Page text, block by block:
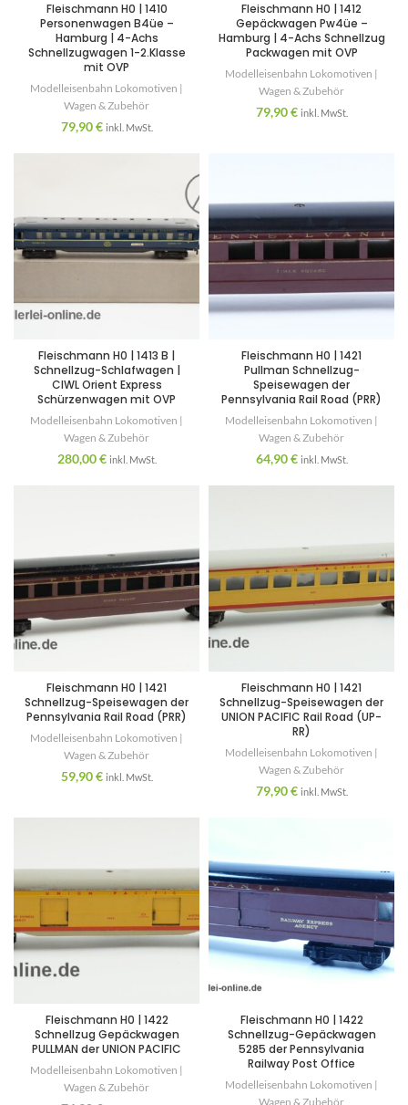
Fleischmann H0 | 1410
Personenwagen B4üe –
Hamburg | 4-Achs
Schnellzugwagen 1-2.Klasse
mit OVP
Modelleisenbahn Lokomotiven |
Wagen & Zubehör
79,90€ inkl. MwSt.
Fleischmann H0 | 1412
Gepäckwagen Pw4üe –
Hamburg | 4-Achs Schnellzug
Packwagen mit OVP
Modelleisenbahn Lokomotiven |
Wagen & Zubehör
79,90€ inkl. MwSt.
Fleischmann H0 | 1413 B |
Schnellzug-Schlafwagen |
CIWL Orient Express
Schürzenwagen mit OVP
Modelleisenbahn Lokomotiven |
Wagen & Zubehör
280,00€ inkl. MwSt.
Fleischmann H0 | 1421
Pullman Schnellzug-
Speisewagen der
Pennsylvania Rail Road (PRR)
Modelleisenbahn Lokomotiven |
Wagen & Zubehör
64,90€ inkl. MwSt.
Fleischmann H0 | 1421
Schnellzug-Speisewagen der
Pennsylvania Rail Road (PRR)
Modelleisenbahn Lokomotiven |
Wagen & Zubehör
59,90€ inkl. MwSt.
Fleischmann H0 | 1421
Schnellzug-Speisewagen der
UNION PACIFIC Rail Road (UP-
RR)
Modelleisenbahn Lokomotiven |
Wagen & Zubehör
79,90€ inkl. MwSt.
Fleischmann H0 | 1422
Schnellzug Gepäckwagen
PULLMAN der UNION PACIFIC
Modelleisenbahn Lokomotiven |
Wagen & Zubehör
Fleischmann H0 | 1422
Schnellzug-Gepäckwagen
5285 der Pennsylvania
Railway Post Office
Modelleisenbahn Lokomotiven |
Wagen & Zubehör